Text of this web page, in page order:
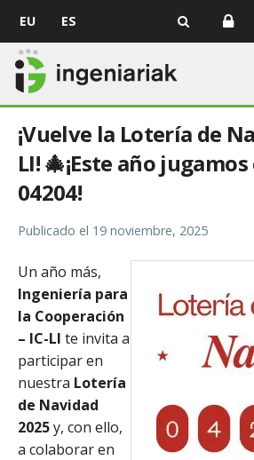
EU ES
¡Vuelve la Lotería de
LI! 🎄¡Este año
04204!
Publicado el 19 noviembre, 2025
Un año más,
Ingeniería para
la Cooperación
– IC-LI te invita a
participar en
nuestra Lotería
de Navidad
2025y, con ello,
a colaborar en